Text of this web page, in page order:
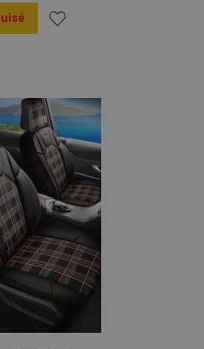
liste
d'achats